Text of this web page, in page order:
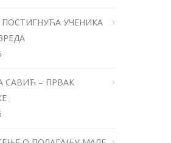
ПОСТИГНУЋА УЧЕНИКА
САВИЋ – ПРВАК